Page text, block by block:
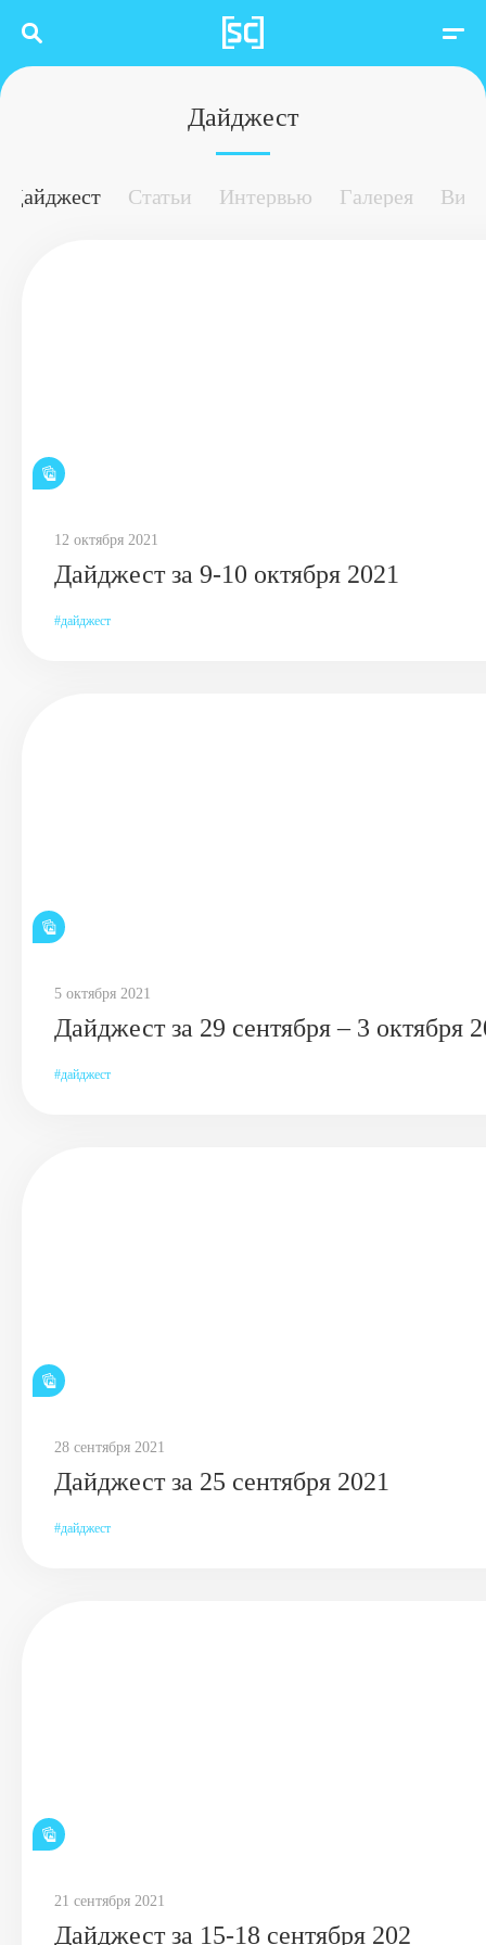
Дайджест
Дайджест Статьи Интервью Галерея
12 октября 2021
Дайджест за 9-10 октября 2021
дайджест
5 октября 2021
Дайджест за 29 сентября – 3 октября
дайджест
28 сентября 2021
Дайджест за 25 сентября 2021
дайджест
21 сентября 2021
Дайджест за 15-18 сентября 202